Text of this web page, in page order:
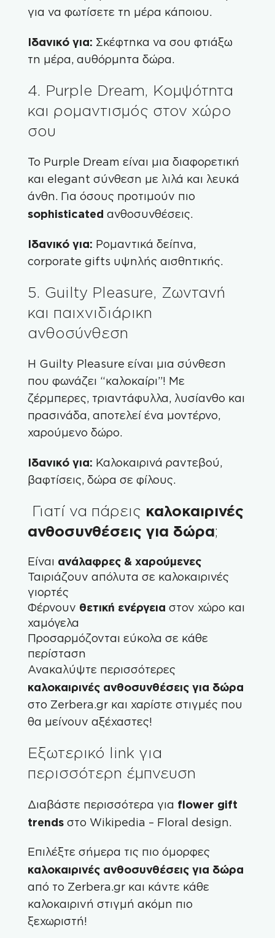
για να φωτίσετε τη μέρα κάποιου.
Ιδανικό για: Σκέφτηκα να σου φτιάξω
τη μέρα, αυθόρμητα δώρα.
4. Purple Dream, Κομψότητα
και ρομαντισμός στον χώρο
σου
Το Purple Dream είναι μια διαφορετική
και elegant σύνθεση με λιλά και λευκά
άνθη. Για όσους προτιμούν πιο
sophisticated ανθοσυνθέσεις.
Ιδανικό για: Ρομαντικά δείπνα,
corporate gifts υψηλής αισθητικής.
5. Guilty Pleasure, Ζωντανή
και παιχνιδιάρικη
ανθοσύνθεση
Η Guilty Pleasure είναι μια σύνθεση
που φωνάζει “καλοκαίρι”! Με
ζέρμπερες, τριαντάφυλλα, λυσίανθο και
πρασινάδα, αποτελεί ένα μοντέρνο,
χαρούμενο δώρο.
Ιδανικό για: Καλοκαιρινά ραντεβού,
βαφτίσεις, δώρα σε φίλους.
️ Γιατί να πάρεις καλοκαιρινές
ανθοσυνθέσεις για δώρα;
Είναι ανάλαφρες & χαρούμενες
Ταιριάζουν απόλυτα σε καλοκαιρινές
γιορτές
Φέρνουν θετική ενέργεια στον χώρο και
χαμόγελα
Προσαρμόζονται εύκολα σε κάθε
περίσταση
Ανακαλύψτε περισσότερες
καλοκαιρινές ανθοσυνθέσεις για δώρα
στο Zerbera.grκαι χαρίστε στιγμές που
θα μείνουν αξέχαστες!
Εξωτερικό link για
περισσότερη έμπνευση
Διαβάστε περισσότερα για flower gift
trendsστο Wikipedia – Floral design.
Επιλέξτε σήμερα τις πιο όμορφες
καλοκαιρινές ανθοσυνθέσεις για δώρα
από το Zerbera.grκαι κάντε κάθε
καλοκαιρινή στιγμή ακόμη πιο
ξεχωριστή!